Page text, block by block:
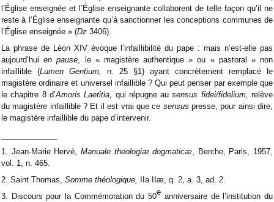
l’Église enseignée et l’Église enseignante collaborent de telle façon qu’il ne
reste à l’Église enseignante qu’à sanctionner les conceptions communes de
l’Église enseignée » (Dz 3406).
La phrase de Léon XIV évoque l’infaillibilité du pape : mais n’est-elle pas
aujourd’huien pause, le « magistère authentique » ou « pastoral » non
infaillible (Lumen Gentium, n. 25 §1) ayant concrètement remplacé le
magistère ordinaire et universel infaillible ? Qui peut penser par exemple que
le chapitre 8 d’Amoris Laetitia, qui répugne ausensus fidei/fidelium,relève
du magistère infaillible ? Et il est vrai que ce sensus presse, pour ainsi dire,
le magistère infaillible du pape d’intervenir.
1. Jean-Marie Hervé, Manuale theologiæ dogmaticæ , Berche, Paris, 1957,
vol. 1, n. 465.
2. Saint Thomas, Somme théologique,
IIa IIæ, q. 2, a. 3, ad. 2.
3. Discours pour la Commémoration du 50e anniversaire de l’institution du